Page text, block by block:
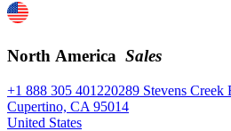
North America Sales
+1 888 305 401220289 Stevens Creek
Cupertino, CA 95014
United States